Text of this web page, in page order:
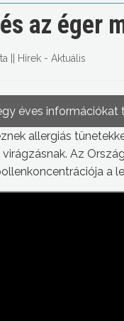
az éger
Hírek - Aktuális
éves információkat
allergiás
Az
a